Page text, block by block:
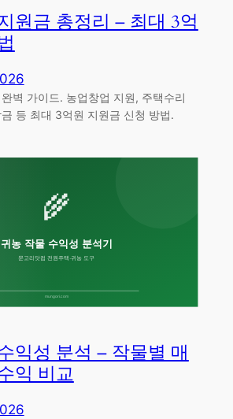
원금 총정리 – 최대 3억
벽 가이드. 농업창업 지원, 주택수리
등 최대 3억원 지원금 신청 방법.
익성 분석 – 작물별 매
익 비교